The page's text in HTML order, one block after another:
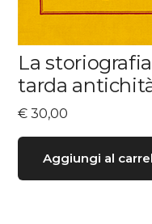
La
tarda
€ 30,00
Aggiungi al